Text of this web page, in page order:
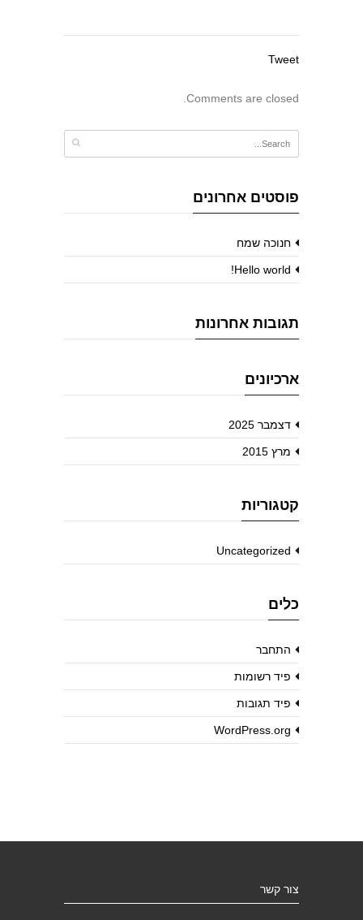
Tweet
Comments are closed.
פוסטים אחרונים
חנוכה שמח
Hello world!
תגובות אחרונות
ארכיונים
דצמבר 2025
מרץ 2015
קטגוריות
Uncategorized
כלים
התחבר
פיד רשומות
פיד תגובות
WordPress.org
צור קשר